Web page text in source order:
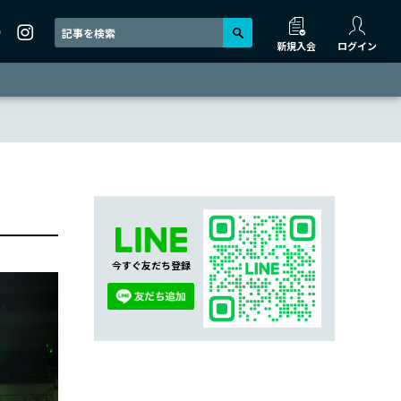
新規入会 ログイン
今すぐ友だち登録